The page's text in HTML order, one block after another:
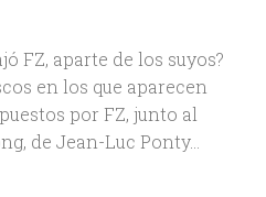
FZ, aparte de los suyos?
en los que aparecen
por FZ, junto al
de Jean-Luc Ponty...